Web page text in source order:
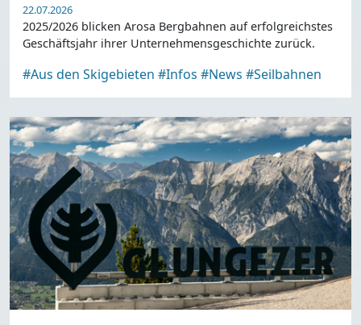
22.07.2026
2025/2026 blicken Arosa Bergbahnen auf erfolgreichstes
Geschäftsjahr ihrer Unternehmensgeschichte zurück.
#Aus den Skigebieten #Infos #News #Seilbahnen